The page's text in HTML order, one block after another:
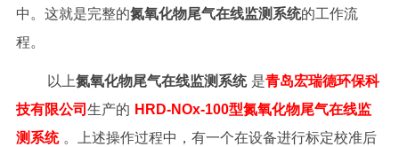
中。这就是完整的氮氧化物尾气在线监测系统的工作流
程。
以上氮氧化物尾气在线监测系统 是青岛宏瑞德环保科
技有限公司 生产的 HRD-NOx-100型氮氧化物尾气在线监
测系统 。
上述操作过程中，有一个在设备进行标定校准后